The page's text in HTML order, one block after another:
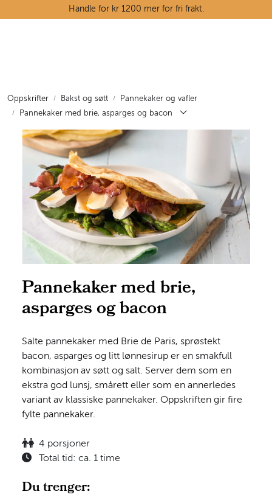
Skip to main contentHandle for kr 1200 mer for fri frakt.
Oppskrifter Bakst og søtt
Pannekaker og vafler
Pannekaker med brie, asparges og bacon
Pannekaker med brie,
asparges og bacon
Salte pannekaker med Brie de Paris, sprøstekt
bacon, asparges og litt lønnesirup er en smakfull
kombinasjon av søtt og salt. Server dem som en
ekstra god lunsj, smårett eller som en annerledes
variant av klassiske pannekaker. Oppskriften gir fire
fylte pannekaker.
4 porsjoner
Total tid: ca. 1 time
Du trenger:
Tørrvarehylla
Grøntavdelingen
Oppskrifter
Kunnskapshjørnet